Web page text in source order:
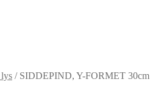
/ SIDDEPIND, Y-FORMET 30cm